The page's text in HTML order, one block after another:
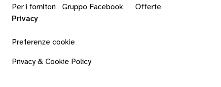
Per i fornitori Gruppo Facebook
Offerte
Privacy
Preferenze cookie
Privacy & Cookie Policy